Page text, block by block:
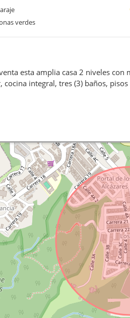
verdes
esta amplia casa 2 niveles
integral, tres (3) baños,